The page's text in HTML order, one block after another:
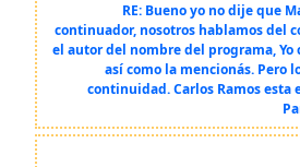
RE: Bueno yo no dije que
continuador, nosotros hablamos del
el autor del nombre del programa, Yo
así como la mencionás. Pero
continuidad. Carlos Ramos esta